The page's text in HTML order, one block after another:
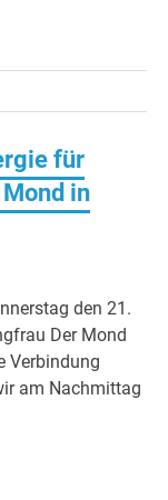
für
in
den 21.
Der Mond
Verbindung
am Nachmittag